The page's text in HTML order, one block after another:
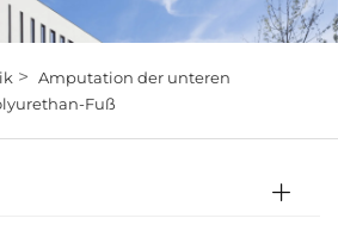
> Amputation der unteren
Fuß